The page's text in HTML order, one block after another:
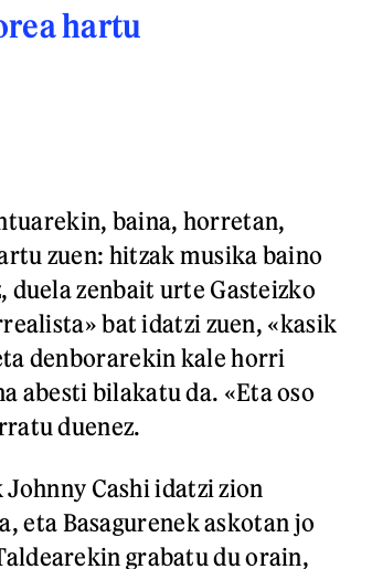
hartu
baina, horretan,
zuen: hitzak musika baino
duela zenbait urte Gasteizko
bat idatzi zuen, «kasik
denborarekin kale horri
abesti bilakatu da. «Eta oso
duenez.
Cashi idatzi zion
eta Basagurenek askotan jo
grabatu du orain,